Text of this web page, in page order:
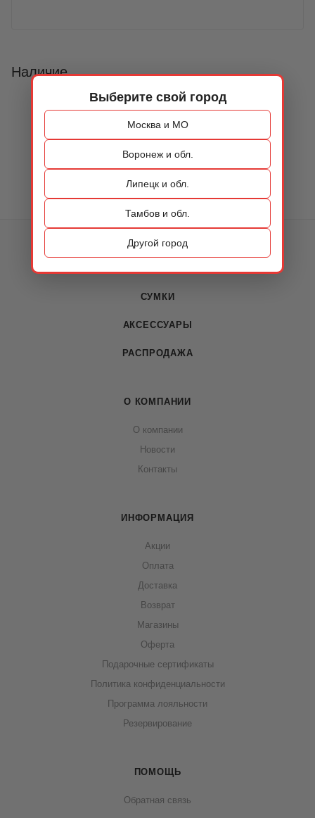
Выберите свой город
Москва и МО
Воронеж и обл.
Липецк и обл.
Тамбов и обл.
Другой город
Наличие
КАТАЛОГ
СУМКИ
АКСЕССУАРЫ
РАСПРОДАЖА
О КОМПАНИИ
О компании
Новости
Контакты
ИНФОРМАЦИЯ
Акции
Оплата
Доставка
Возврат
Магазины
Оферта
Подарочные сертификаты
Политика конфиденциальности
Программа лояльности
Резервирование
ПОМОЩЬ
Обратная связь